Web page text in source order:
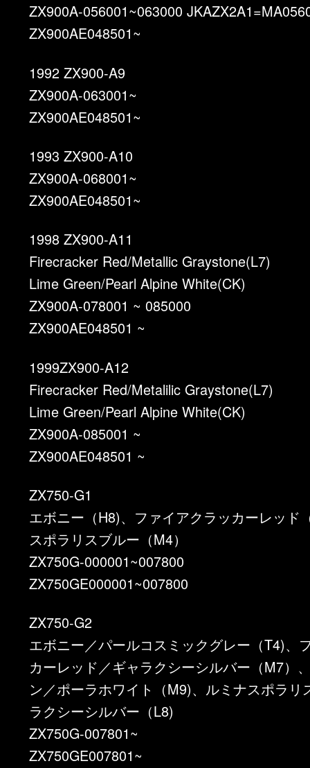
ZX900A-056001~063000
ZX900AE048501~
1992 ZX900-A9
ZX900A-063001~
ZX900AE048501~
1993 ZX900-A10
ZX900A-068001~
ZX900AE048501~
1998 ZX900-A11
Firecracker Red/Metallic Graystone(L7)
Lime Green/Pearl Alpine White(CK)
ZX900A-078001 ~ 085000
ZX900AE048501 ~
1999ZX900-A12
Firecracker Red/Metalilic Graystone(L7)
Lime Green/Pearl Alpine White(CK)
ZX900A-085001 ~
ZX900AE048501 ~
ZX750-G1
エボニー（H8)、ファイアクラッカーレッド
スポラリスブルー（M4）
ZX750G-000001~007800
ZX750GE000001~007800
ZX750-G2
エボニー／パールコスミックグレー（T4)、
カーレッド／ギャラクシーシルバー（M7）
ン／ポーラホワイト（M9)、ルミナスポラリ
ラクシーシルバー（L8)
ZX750G-007801~
ZX750GE007801~